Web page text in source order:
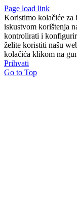
Page load link
Koristimo kolačiće za
iskustvom korištenja
kontrolirati i
želite koristiti našu
kolačića klikom na
Prihvati
Go to Top